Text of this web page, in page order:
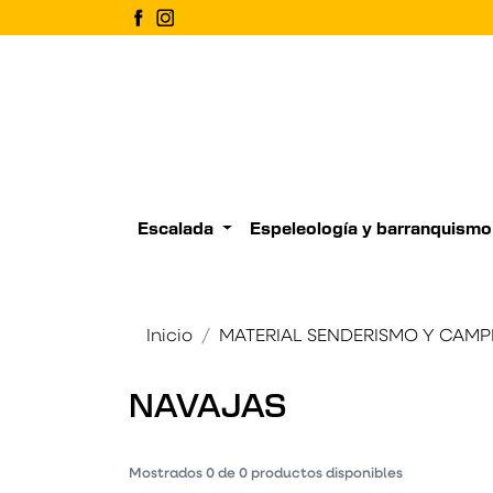
Escalada Espeleología y barranquismo
Inicio MATERIAL SENDERISMO Y
NAVAJAS
Mostrados 0 de 0 productos disponibles